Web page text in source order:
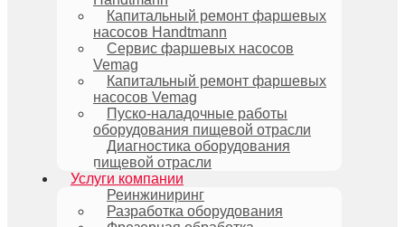
Капитальный ремонт фаршевых
насосов Handtmann
Сервис фаршевых насосов
Vemag
Капитальный ремонт фаршевых
насосов Vemag
Пуско-наладочные работы
оборудования пищевой отрасли
Диагностика оборудования
пищевой отрасли
Услуги компании
Реинжиниринг
Разработка оборудования